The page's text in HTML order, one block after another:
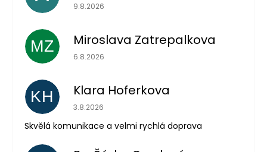
Hodnocení obchodu je 5 z 5 hvězdiček.
9.8.2026
MZ Miroslava Zatrepalkova
Hodnocení obchodu je 5 z 5 hvězdiček.
6.8.2026
KH Klara Hoferkova
Hodnocení obchodu je 5 z 5 hvězdiček.
3.8.2026
Skvělá komunikace a velmi rychlá doprava